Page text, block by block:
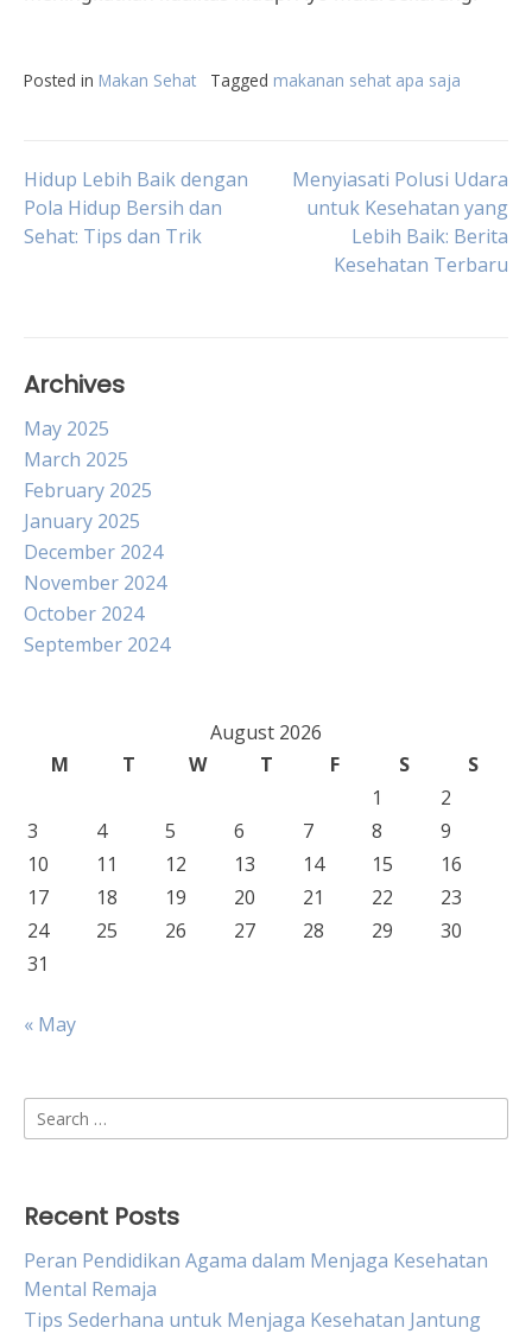
Posted in Makan Sehat Tagged makanan sehat apa saja
Post
navigation
Hidup Lebih Baik dengan
Pola Hidup Bersih dan
Sehat: Tips dan Trik
Menyiasati Polusi Udara
untuk Kesehatan yang
Lebih Baik: Berita
Kesehatan Terbaru
Archives
May 2025
March 2025
February 2025
January 2025
December 2024
November 2024
October 2024
September 2024
August 2026
M
T W T F S
S
1
2
3
4 5 6 7 8
9
10
11 12 13 14 15
16
17
18 19 20 21 22
23
24
25 26 27 28 29
30
31
« May
Search
for:
Recent Posts
Peran Pendidikan Agama dalam Menjaga Kesehatan
Mental Remaja
Tips Sederhana untuk Menjaga Kesehatan Jantung